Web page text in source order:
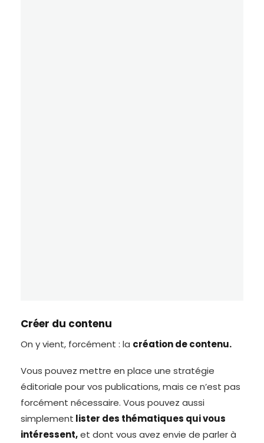
Créer du contenu
On y vient, forcément : la création de contenu.
Vous pouvez mettre en place une stratégie
éditoriale pour vos publications, mais ce n’est pas
forcément nécessaire. Vous pouvez aussi
simplement lister des thématiques qui vous
intéressent,et dont vous avez envie de parler à